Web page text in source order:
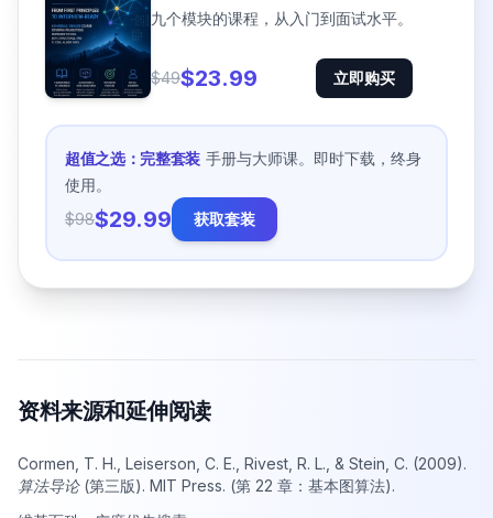
九个模块的课程，从入门到面试水平。
$49$23.99 立即购买
超值之选：完整套装 手册与大师课。即时下载，终身
使用。
$98$29.99 获取套装
资料来源和延伸阅读
Cormen, T. H., Leiserson, C. E., Rivest, R. L., & Stein, C. (2009).
算法导论(第三版). MIT Press. (第 22 章：基本图算法).